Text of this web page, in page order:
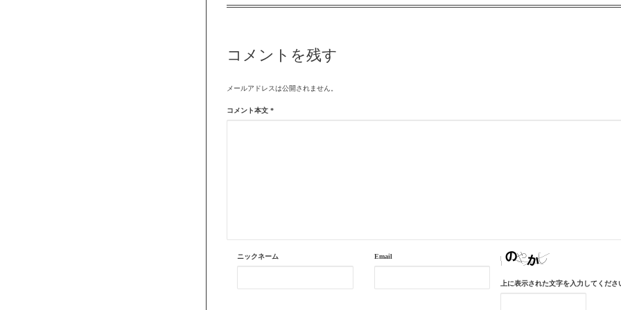
コメントを残す
メールアドレスは公開されません。
コメント本文 *
ニックネーム Email
上に表示された文字を入力してくださ